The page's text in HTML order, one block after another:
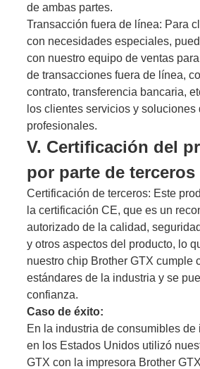
de ambas partes.
Transacción fuera de línea: Para
con necesidades especiales,
con nuestro equipo de ventas
de transacciones fuera de línea,
contrato, transferencia bancaria,
los clientes servicios y soluciones
profesionales.
V. Certificación del
por parte de terceros
Certificación de terceros: Este
la certificación CE, que es un
autorizado de la calidad,
y otros aspectos del producto, lo
nuestro chip Brother GTX cumple
estándares de la industria y se
confianza.
Caso de éxito:
En la industria de consumibles de
en los Estados Unidos utilizó
GTX con la impresora Brother